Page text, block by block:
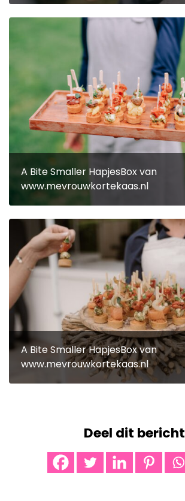
A Bite Smaller HapjesBox van
www.mevrouwkortekaas.nl
A Bite Smaller HapjesBox van
www.mevrouwkortekaas.nl
Deel dit bericht